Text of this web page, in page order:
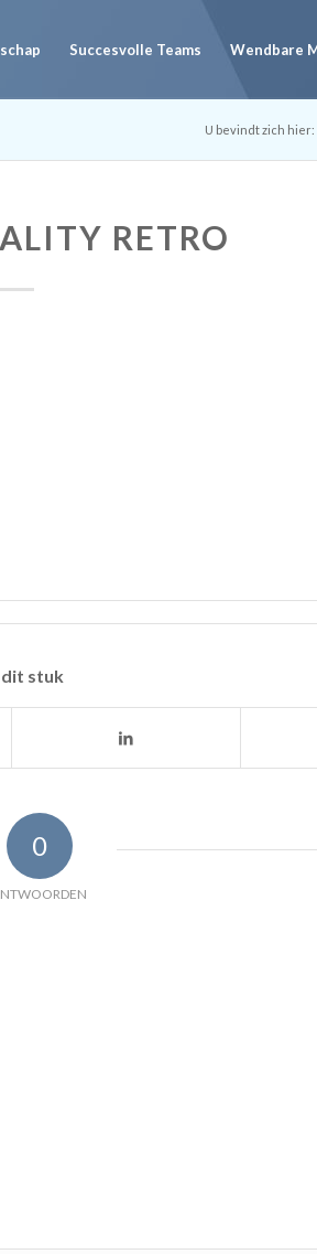
Succesvolle Teams Wendbare
U bevindt zich hier:
RETRO
dit stuk
0